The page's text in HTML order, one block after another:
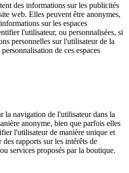
des informations sur les publicités
web. Elles peuvent être anonymes,
sur les espaces
l'utilisateur, ou personnalisées, si
personnelles sur l'utilisateur de la
de ces espaces
la navigation de l'utilisateur dans la
anonyme, bien que parfois elles
l'utilisateur de manière unique et
rapports sur les intérêts de
services proposés par la boutique.